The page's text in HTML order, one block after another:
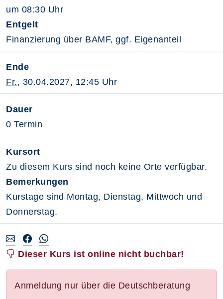
um 08:30 Uhr
Entgelt
Finanzierung über BAMF, ggf. Eigenanteil
Ende
Fr., 30.04.2027, 12:45 Uhr
Dauer
0 Termin
Kursort
Zu diesem Kurs sind noch keine Orte verfügbar.
Bemerkungen
Kurstage sind Montag, Dienstag, Mittwoch und
Donnerstag.
Dieser Kurs ist online nicht buchbar!
Anmeldung nur über die Deutschberatung